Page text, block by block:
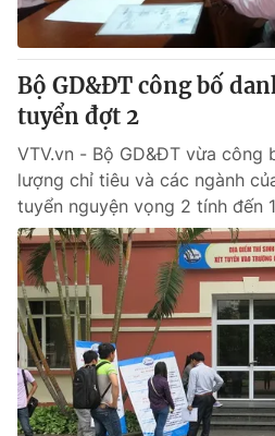
Bộ GD&ĐT công bố
tuyển đợt 2
VTV.vn - Bộ GD&ĐT vừa
lượng chỉ tiêu và các ngành
tuyển nguyện vọng 2 tính đến